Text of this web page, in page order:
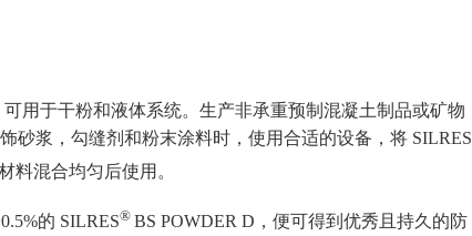
可用于干粉和液体系统。生产非承重预制混凝土制品或矿物
砂浆，勾缝剂和粉末涂料时，使用合适的设备，将 SILRES
料混合均匀后使用。
的 SILRES® BS POWDER D，便可得到优秀且持久的防